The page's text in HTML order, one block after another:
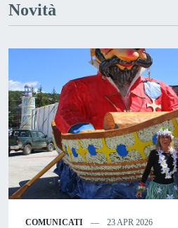
Novità
COMUNICATI 23 APR 2026